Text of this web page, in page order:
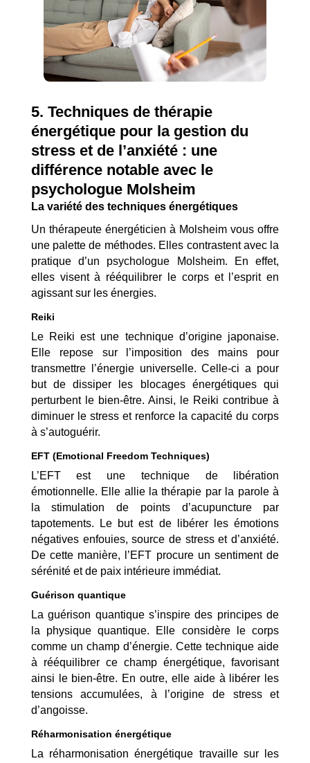
5. Techniques de thérapie
énergétique pour la gestion du
stress et de l’anxiété : une
différence notable avec le
psychologue Molsheim
La variété des techniques énergétiques
Un thérapeute énergéticien à Molsheim vous offre
une palette de méthodes. Elles contrastent avec la
pratique d’un psychologue Molsheim. En effet,
elles visent à rééquilibrer le corps et l’esprit en
agissant sur les énergies.
Reiki
Le Reiki est une technique d’origine japonaise.
Elle repose sur l’imposition des mains pour
transmettre l’énergie universelle. Celle-ci a pour
but de dissiper les blocages énergétiques qui
perturbent le bien-être. Ainsi, le Reiki contribue à
diminuer le stress et renforce la capacité du corps
à s’autoguérir.
EFT (Emotional Freedom Techniques)
L’EFT est une technique de libération
émotionnelle. Elle allie la thérapie par la parole à
la stimulation de points d’acupuncture par
tapotements. Le but est de libérer les émotions
négatives enfouies, source de stress et d’anxiété.
De cette manière, l’EFT procure un sentiment de
sérénité et de paix intérieure immédiat.
Guérison quantique
La guérison quantique s’inspire des principes de
la physique quantique. Elle considère le corps
comme un champ d’énergie. Cette technique aide
à rééquilibrer ce champ énergétique, favorisant
ainsi le bien-être. En outre, elle aide à libérer les
tensions accumulées, à l’origine de stress et
d’angoisse.
Réharmonisation énergétique
La réharmonisation énergétique travaille sur les